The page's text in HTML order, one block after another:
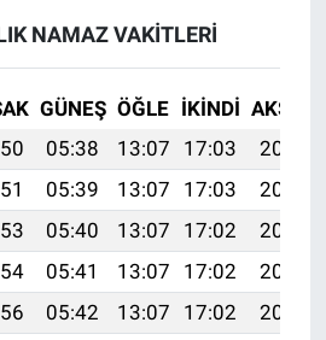
NAMAZ VAKITLERI
GÜNEŞ ÖĞLE İKINDI AKŞAM
05:38 13:07 17:03
20:26
05:39 13:07 17:03
20:25
05:40 13:07 17:02
20:24
05:41 13:07 17:02
20:23
05:42 13:07 17:02
20:22